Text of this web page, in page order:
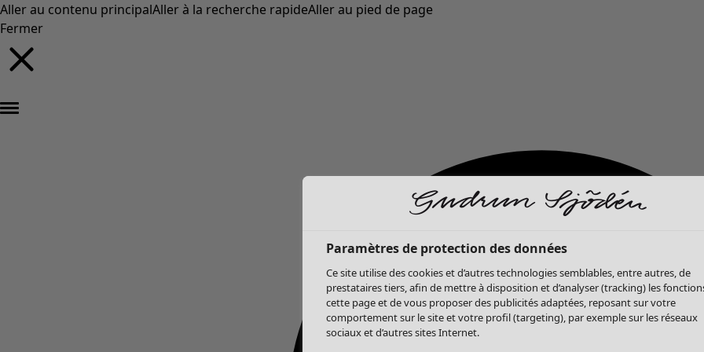
Aller au contenu principalAller à la recherche rapideAller au pied de page
Fermer
Paramètres de protection des données
Ce site utilise des cookies et d’autres technologies semblables, entre autres, de
prestataires tiers, afin de mettre à disposition et d’analyser (tracking) les
cette page et de vous proposer des publicités adaptées, reposant sur votre
comportement sur le site et votre profil (targeting), par exemple sur les réseaux
sociaux et d’autres sites Internet.